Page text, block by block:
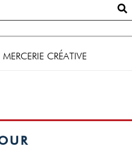
MERCERIE CRÉATIVE